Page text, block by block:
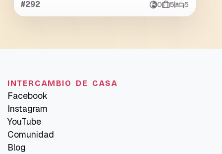
#292 0 5 5
INTERCAMBIO DE CASA
Facebook
Instagram
YouTube
Comunidad
Blog